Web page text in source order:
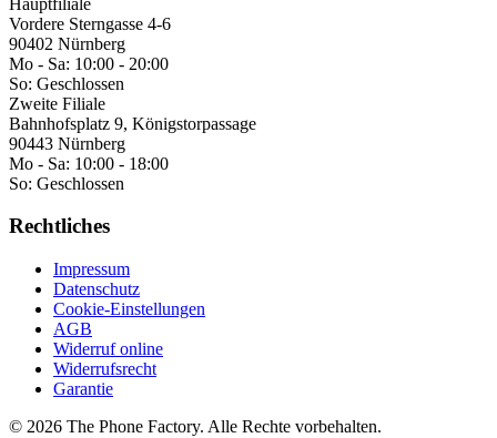
Vordere Sterngasse 4-6
90402 Nürnberg
Mo - Sa: 10:00 - 20:00
So: Geschlossen
Zweite Filiale
Bahnhofsplatz 9, Königstorpassage
90443 Nürnberg
Mo - Sa: 10:00 - 18:00
So: Geschlossen
Rechtliches
Impressum
Datenschutz
Cookie-Einstellungen
AGB
Widerruf online
Widerrufsrecht
Garantie
© 2026 The Phone Factory. Alle Rechte vorbehalten.